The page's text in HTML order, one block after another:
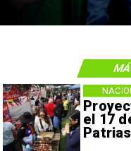
el 17
Patrias